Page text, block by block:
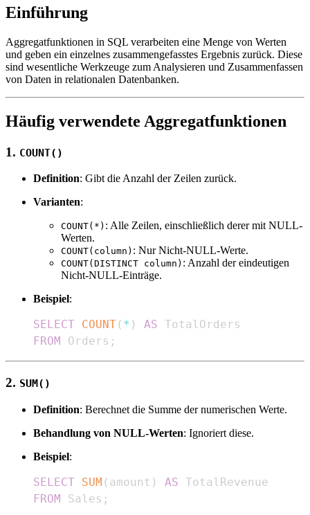
Einführung
Aggregatfunktionen in SQL verarbeiten eine Menge von Werten
und geben ein einzelnes zusammengefasstes Ergebnis zurück. Diese
sind wesentliche Werkzeuge zum Analysieren und Zusammenfassen
von Daten in relationalen Datenbanken.
Häufig verwendete Aggregatfunktionen
1. COUNT()
Definition: Gibt die Anzahl der Zeilen zurück.
Varianten:
COUNT(*) : Alle Zeilen, einschließlich derer mit NULL-
Werten.
COUNT(column) : Nur Nicht-NULL-Werte.
COUNT(DISTINCT column) : Anzahl der eindeutigen
Nicht-NULL-Einträge.
Beispiel:
SELECT COUNT( * ) AS
FROM
Orders ;
2. SUM()
Definition: Berechnet die Summe der numerischen Werte.
Behandlung von NULL-Werten: Ignoriert diese.
Beispiel:
SELECT SUM ( amount ) AS
FROM Sales ;